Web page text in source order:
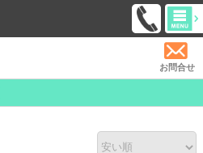
お問合せ